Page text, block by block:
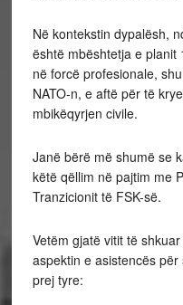
Në kontekstin dypalësh,
është mbështetja e planit
në forcë profesionale,
NATO-n, e aftë për të
mbikëqyrjen civile.
Janë bërë më shumë se
këtë qëllim në pajtim me
Tranzicionit të FSK-së.
Vetëm gjatë vitit të
aspektin e asistencës për
prej tyre: